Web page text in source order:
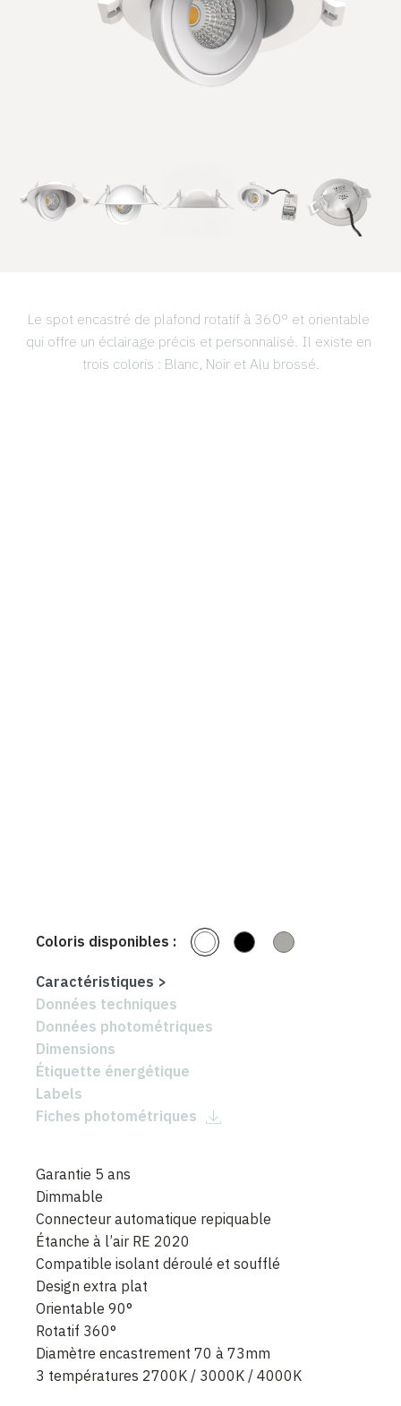
Le spot encastré de plafond rotatif à 360° et orientable
qui offre un éclairage précis et personnalisé. Il existe en
trois coloris : Blanc, Noir et Alu brossé.
Coloris disponibles :
Caractéristiques >
Données techniques
Données photométriques
Dimensions
Étiquette énergétique
Labels
Fiches photométriques
Garantie 5 ans
Dimmable
Connecteur automatique repiquable
Étanche à l’air RE 2020
Compatible isolant déroulé et soufflé
Design extra plat
Orientable 90°
Rotatif 360°
Diamètre encastrement 70 à 73mm
3 températures 2700K / 3000K / 4000K